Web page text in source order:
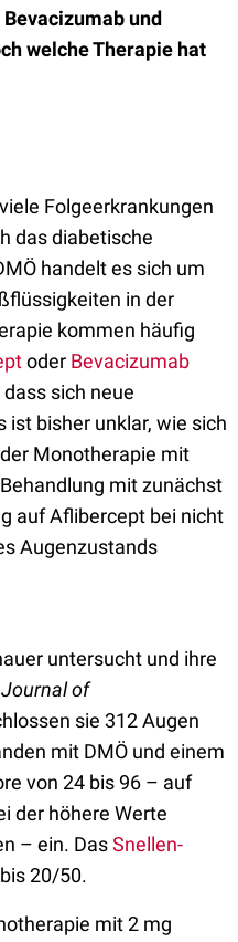
und
welche Therapie hat
Folgeerkrankungen
das diabetische
handelt es sich um
in der
kommen häufig
oder Bevacizumab
sich neue
ist bisher unklar, wie sich
Monotherapie mit
mit zunächst
auf Aflibercept bei nicht
Augenzustands
untersucht und ihre
of
sie 312 Augen
mit DMÖ und einem
von 24 bis 96 – auf
der höhere Werte
– ein. DasSnellen-
20/50.
mit 2 mg